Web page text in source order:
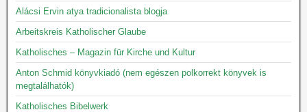
Alácsi Ervin atya tradicionalista blogja
Arbeitskreis Katholischer Glaube
Katholisches – Magazin für Kirche und Kultur
Anton Schmid könyvkiadó (nem egészen polkorrekt könyvek is
megtalálhatók)
Katholisches Bibelwerk